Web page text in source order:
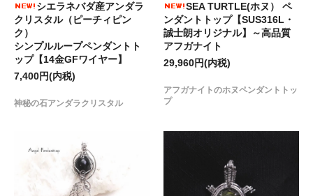
シエラネバダ産アンダラ
クリスタル（ピーチィピン
ク）
シンプルループペンダントト
ップ【14金GFワイヤー】
7,400円(内税)
神秘の石アンダラクリスタル
SEA TURTLE(ホヌ） ペ
ンダントトップ【SUS316L・
誠士朗オリジナル】～高品質
アフガナイト
29,960円(内税)
アフガナイトのホヌペンダントトッ
プ